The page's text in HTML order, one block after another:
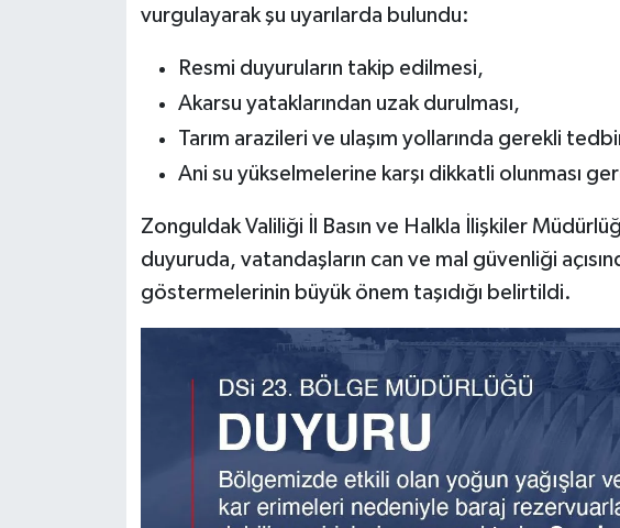
vurgulayarak şu uyarılarda bulundu:
Resmi duyuruların takip edilmesi,
Akarsu yataklarından uzak durulması,
Tarım arazileri ve ulaşım yollarında gerekli
Ani su yükselmelerine karşı dikkatli olunması
Zonguldak Valiliği İl Basın ve Halkla İlişkiler
duyuruda, vatandaşların can ve mal güvenliği
göstermelerinin büyük önem taşıdığı belirtildi.